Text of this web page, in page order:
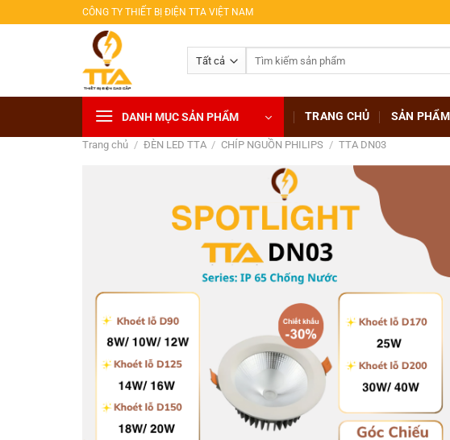
qua
CÔNG TY THIẾT BỊ ĐIỆN TTA VIỆT NAM
DANH MỤC SẢN PHẨM TRANG CHỦ SẢN PHẨM
Trang chủ / ĐÈN LED TTA / CHÍP NGUỒN PHILIPS / TTA DN03